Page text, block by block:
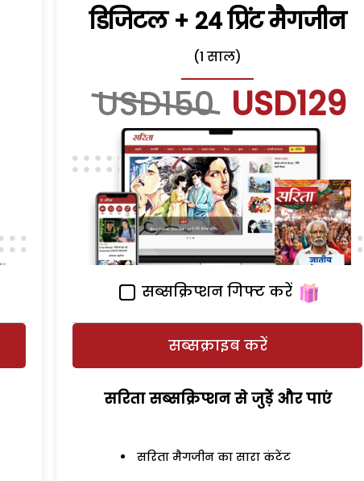
डिजिटल + 24 प्रिंट मैगजीन
(1 साल)
USD150 USD129
सब्सक्रिप्शन गिफ्ट करें
सब्सक्राइब करें
सरिता सब्सक्रिप्शन से जुड़ेें और पाएं
सरिता मैगजीन का सारा कंटेंट